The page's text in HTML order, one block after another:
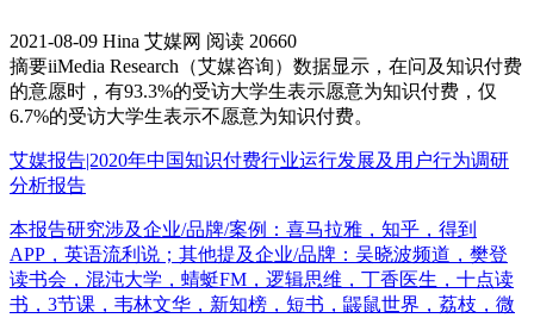
2021-08-09 Hina 艾媒网 阅读 20660
摘要iiMedia Research（艾媒咨询）数据显示，在问及知识付费
的意愿时，有93.3%的受访大学生表示愿意为知识付费，仅
6.7%的受访大学生表示不愿意为知识付费。
艾媒报告|2020年中国知识付费行业运行发展及用户行为调研
分析报告
本报告研究涉及企业/品牌/案例：喜马拉雅，知乎，得到
APP，英语流利说；其他提及企业/品牌：吴晓波频道，樊登
读书会，混沌大学，蜻蜓FM，逻辑思维，丁香医生，十点读
书，3节课，韦林文华，新知榜，短书，鼹鼠世界，荔枝，微